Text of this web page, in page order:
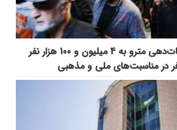
خدمات‌دهي مترو به 4 ميليون و 100 هزار نفر
در مناسبت‌هاي ملي و مذهبي